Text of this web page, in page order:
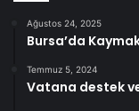
Ağustos 24, 2025
Bursa’da
Temmuz 5, 2024
Vatana destek